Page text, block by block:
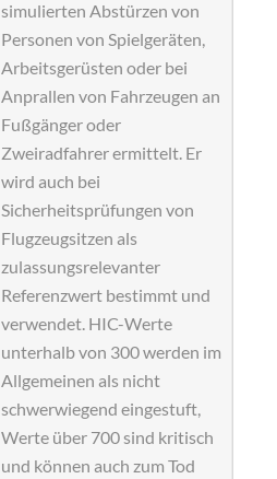
simulierten Abstürzen von
Personen von Spielgeräten,
Arbeitsgerüsten oder bei
Anprallen von Fahrzeugen an
Fußgänger oder
Zweiradfahrer ermittelt. Er
wird auch bei
Sicherheitsprüfungen von
Flugzeugsitzen als
zulassungsrelevanter
Referenzwert bestimmt und
verwendet. HIC-Werte
unterhalb von 300 werden im
Allgemeinen als nicht
schwerwiegend eingestuft,
Werte über 700 sind kritisch
und können auch zum Tod